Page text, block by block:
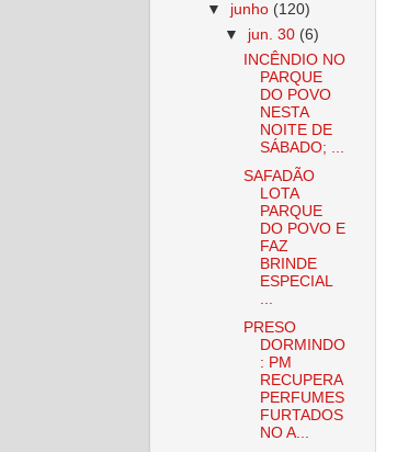
▼ junho (120)
▼ jun. 30 (6)
INCÊNDIO NO
PARQUE
DO POVO
NESTA
NOITE DE
SÁBADO; ...
SAFADÃO
LOTA
PARQUE
DO POVO E
FAZ
BRINDE
ESPECIAL
...
PRESO
DORMINDO
: PM
RECUPERA
PERFUMES
FURTADOS
NO A...